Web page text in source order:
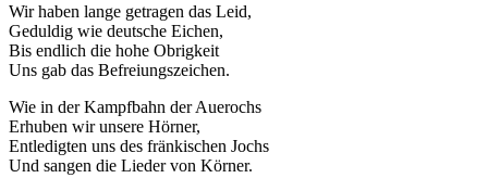
Wir haben lange getragen das Leid,
Geduldig wie deutsche Eichen,
Bis endlich die hohe Obrigkeit
Uns gab das Befreiungszeichen.
Wie in der Kampfbahn der Auerochs
Erhuben wir unsere Hörner,
Entledigten uns des fränkischen Jochs
Und sangen die Lieder von Körner.